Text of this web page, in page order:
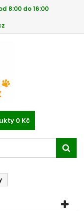
8:00 do 16:00
0 Kč